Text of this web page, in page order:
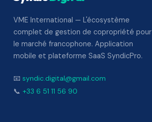
VME International — L'écosystème
complet de gestion de copropriété pour
le marché francophone. Application
mobile et plateforme SaaS SyndicPro.
📧 syndic.digital@gmail.com
📞 +33 6 51 11 56 90